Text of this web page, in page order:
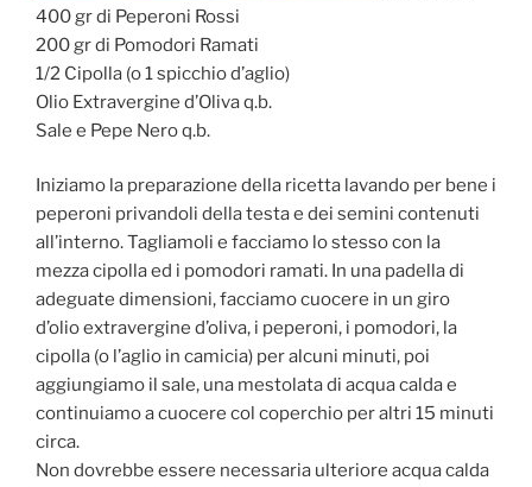
400 gr di Peperoni Rossi
200 gr di Pomodori Ramati
1/2 Cipolla (o 1 spicchio d’aglio)
Olio Extravergine d’Oliva q.b.
Sale e Pepe Nero q.b.
Iniziamo la preparazione della ricetta lavando per bene i
peperoni privandoli della testa e dei semini contenuti
all’interno. Tagliamoli e facciamo lo stesso con la
mezza cipolla ed i pomodori ramati. In una padella di
adeguate dimensioni, facciamo cuocere in un giro
d’olio extravergine d’oliva, i peperoni, i pomodori, la
cipolla (o l’aglio in camicia) per alcuni minuti, poi
aggiungiamo il sale, una mestolata di acqua calda e
continuiamo a cuocere col coperchio per altri 15 minuti
circa.
Non dovrebbe essere necessaria ulteriore acqua calda